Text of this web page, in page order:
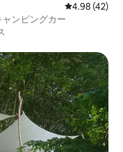
レビュー42
4.98 (42)
ンピングカー